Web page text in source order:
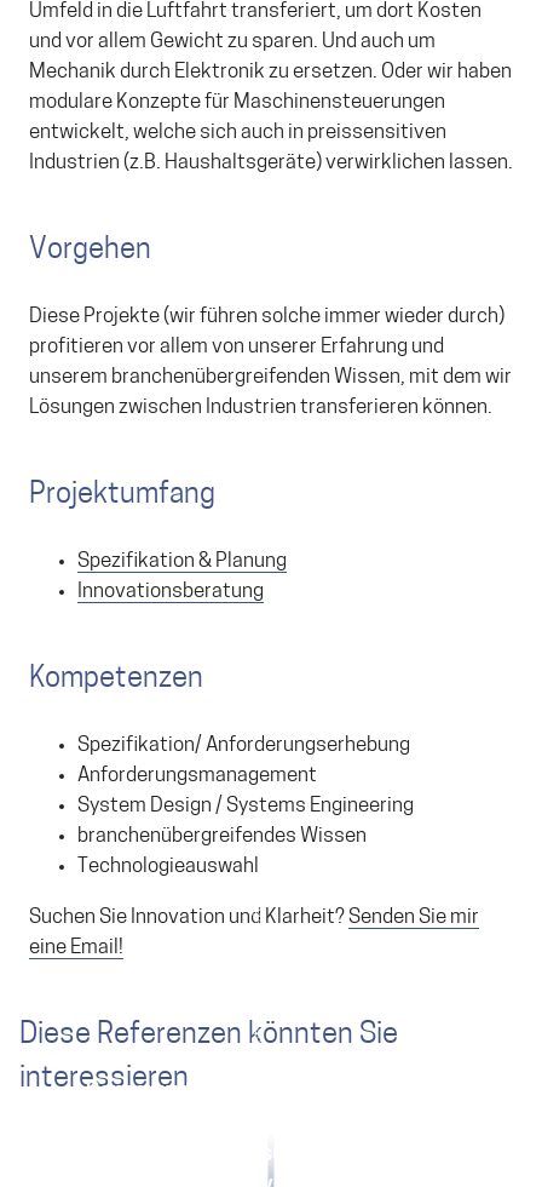
Umfeld in die Luftfahrt transferiert, um dort Kosten
und vor allem Gewicht zu sparen. Und auch um
Mechanik durch Elektronik zu ersetzen. Oder wir haben
modulare Konzepte für Maschinensteuerungen
entwickelt, welche sich auch in preissensitiven
Industrien (z.B. Haushaltsgeräte) verwirklichen lassen.
Vorgehen
Diese Projekte (wir führen solche immer wieder durch)
profitieren vor allem von unserer Erfahrung und
unserem branchenübergreifenden Wissen, mit dem wir
Lösungen zwischen Industrien transferieren können.
Projektumfang
Spezifikation & Planung
Innovationsberatung
Kompetenzen
Spezifikation/ Anforderungserhebung
Anforderungsmanagement
System Design / Systems Engineering
branchenübergreifendes Wissen
Technologieauswahl
Suchen Sie Innovation und Klarheit?Senden Sie mir
eine Email!
Diese Referenzen könnten Sie
interessieren
Projektsanierung
Sensorsysteme: Support, Wissen und
frifri: Friteusensteuerung